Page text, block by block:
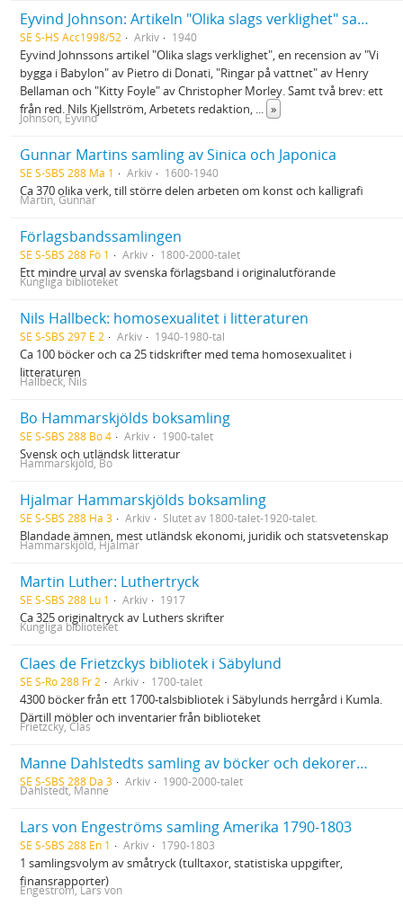
Eyvind Johnson: Artikeln "Olika slags verklighet" samt brev och boken Minnas
SE S-HS Acc1998/52 Arkiv 1940
Eyvind Johnssons artikel "Olika slags verklighet", en recension av "Vi
bygga i Babylon" av Pietro di Donati, "Ringar på vattnet" av Henry
Bellaman och "Kitty Foyle" av Christopher Morley. Samt två brev: ett
från red. Nils Kjellström, Arbetets redaktion, ... »
Johnson, Eyvind
Gunnar Martins samling av Sinica och Japonica
SE S-SBS 288 Ma 1 Arkiv 1600-1940
Ca 370 olika verk, till större delen arbeten om konst och kalligrafi
Martin, Gunnar
Förlagsbandssamlingen
SE S-SBS 288 Fö 1 Arkiv 1800-2000-talet
Ett mindre urval av svenska förlagsband i originalutförande
Kungliga biblioteket
Nils Hallbeck: homosexualitet i litteraturen
SE S-SBS 297 E 2 Arkiv 1940-1980-tal
Ca 100 böcker och ca 25 tidskrifter med tema homosexualitet i
litteraturen
Hallbeck, Nils
Bo Hammarskjölds boksamling
SE S-SBS 288 Bo 4 Arkiv 1900-talet
Svensk och utländsk litteratur
Hammarskjöld, Bo
Hjalmar Hammarskjölds boksamling
SE S-SBS 288 Ha 3 Arkiv Slutet av 1800-talet-1920-talet.
Blandade ämnen, mest utländsk ekonomi, juridik och statsvetenskap
Hammarskjöld, Hjalmar
Martin Luther: Luthertryck
SE S-SBS 288 Lu 1 Arkiv 1917
Ca 325 originaltryck av Luthers skrifter
Kungliga biblioteket
Claes de Frietzckys bibliotek i Säbylund
SE S-Ro 288 Fr 2 Arkiv 1700-talet
4300 böcker från ett 1700-talsbibliotek i Säbylunds herrgård i Kumla.
Därtill möbler och inventarier från biblioteket
Frietzcky, Clas
Manne Dahlstedts samling av böcker och dekorerade papper
SE S-SBS 288 Da 3 Arkiv 1900-2000-talet
Dahlstedt, Manne
Lars von Engeströms samling Amerika 1790-1803
SE S-SBS 288 En 1 Arkiv 1790-1803
1 samlingsvolym av småtryck (tulltaxor, statistiska uppgifter,
finansrapporter)
Engeström, Lars von